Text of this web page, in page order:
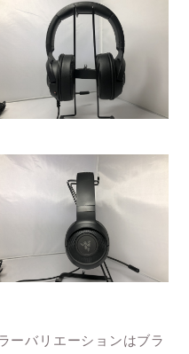
ーバリエーションはブラ